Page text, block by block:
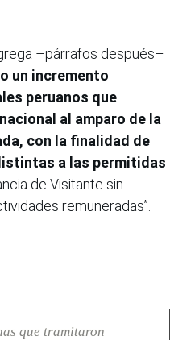
–párrafos después–
un incremento
peruanos que
al amparo de la
con la finalidad de
a las permitidas
de Visitante sin
remuneradas”.
que tramitaron